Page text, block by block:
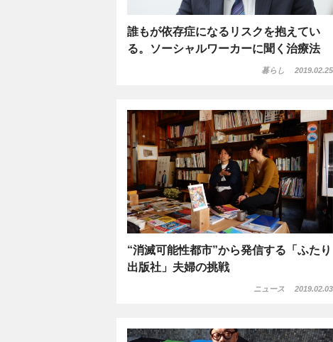
誰もが依存症になるリスクを抱えてい
る。ソーシャルワーカーに聞く治療法
暮らし 2019.02.25
“消滅可能性都市”から発信する「ふたり
出版社」夫婦の挑戦
ニュース 2019.02.03